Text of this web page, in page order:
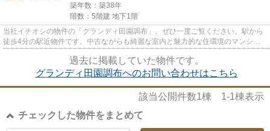
築年数：築38年
階数：5階建 地下1階
当社イチオシの物件の「グランディ田園調布」。ぜひ一度ご覧ください。駅から
徒歩4分の駅近物件です。中古ながらも綺麗な室内と魅力的な住環境のマンショ
過去に掲載していた物件です。
グランディ田園調布へのお問い合わせはこちら
該当公開件数1棟 1-1棟表示
チェックした物件をまとめて